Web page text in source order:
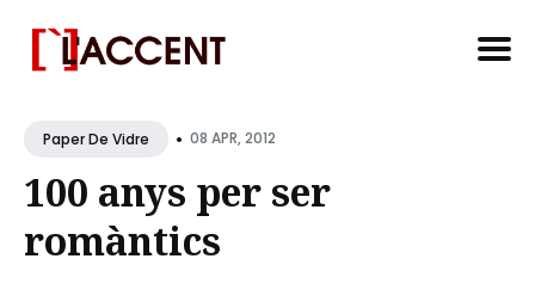
forPaper De Vidre • 08 APR, 2012
100 anys per ser
romàntics